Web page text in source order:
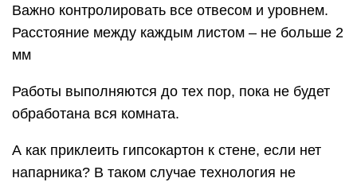
Важно контролировать все отвесом и уровнем.
Расстояние между каждым листом – не больше 2
мм
Работы выполняются до тех пор, пока не будет
обработана вся комната.
А как приклеить гипсокартон к стене, если нет
напарника? В таком случае технология не